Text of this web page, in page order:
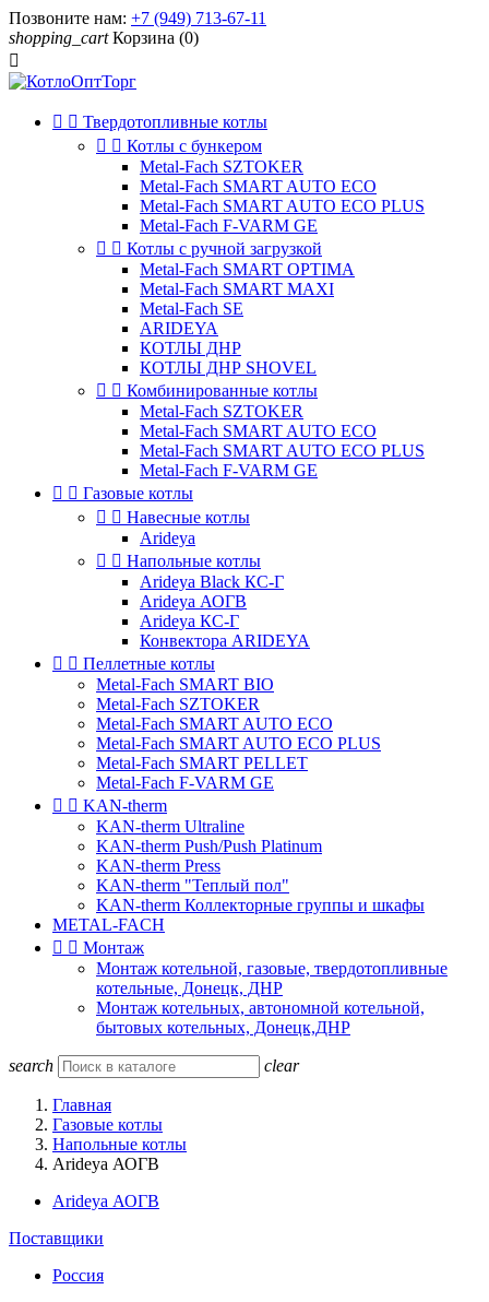
Позвоните нам: +7 (949) 713-67-11
shopping_cart Корзина (0)

  Твердотопливные котлы
  Котлы с бункером
Metal-Fach SZTOKER
Metal-Fach SMART AUTO ECO
Metal-Fach SMART AUTO ECO PLUS
Metal-Fach F-VARM GE
  Котлы с ручной загрузкой
Metal-Fach SMART OPTIMA
Metal-Fach SMART MAXI
Metal-Fach SE
ARIDEYA
КОТЛЫ ДНР
КОТЛЫ ДНР SHOVEL
  Комбинированные котлы
Metal-Fach SZTOKER
Metal-Fach SMART AUTO ECO
Metal-Fach SMART AUTO ECO PLUS
Metal-Fach F-VARM GE
  Газовые котлы
  Навесные котлы
Arideya
  Напольные котлы
Arideya Black КС-Г
Arideya АОГВ
Arideya КС-Г
Конвектора ARIDEYA
  Пеллетные котлы
Metal-Fach SMART BIO
Metal-Fach SZTOKER
Metal-Fach SMART AUTO ECO
Metal-Fach SMART AUTO ECO PLUS
Metal-Fach SMART PELLET
Metal-Fach F-VARM GE
  KAN-therm
KAN-therm Ultraline
KAN-therm Push/Push Platinum
KAN-therm Press
KAN-therm "Теплый пол"
KAN-therm Коллекторные группы и шкафы
METAL-FACH
  Монтаж
Монтаж котельной, газовые, твердотопливные
котельные, Донецк, ДНР
Монтаж котельных, автономной котельной,
бытовых котельных, Донецк,ДНР
search clear
Главная
Газовые котлы
Напольные котлы
Arideya АОГВ
Arideya АОГВ
Поставщики
Россия